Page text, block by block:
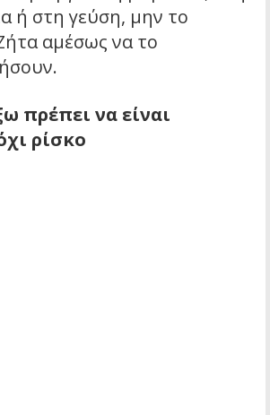
ή στη γεύση, μην το
αμέσως να το
πρέπει να είναι
ρίσκο